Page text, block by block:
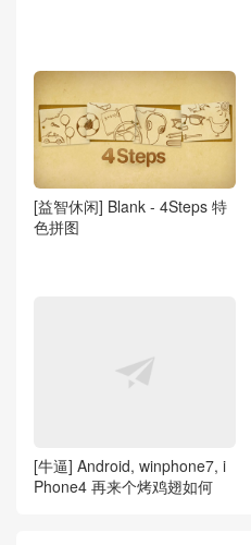
[益智休闲] Blank - 4Steps 特
色拼图
[牛逼] Android, winphone7, i
Phone4 再来个烤鸡翅如何